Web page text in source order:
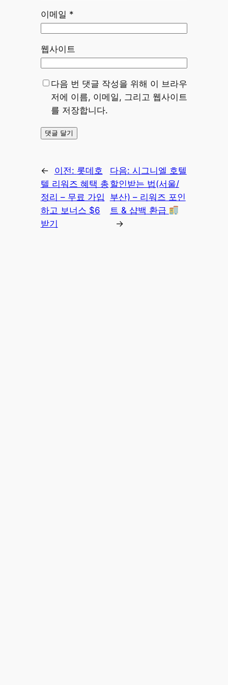
이메일 *
웹사이트
다음 번 댓글 작성을 위해 이 브라우
저에 이름, 이메일, 그리고 웹사이트
를 저장합니다.
← 이전: 롯데호
텔 리워즈 혜택 총
정리 – 무료 가입
하고 보너스 $6
받기
다음: 시그니엘 호텔
할인받는 법(서울/
부산) – 리워즈 포인
트 & 샵백 환급
→